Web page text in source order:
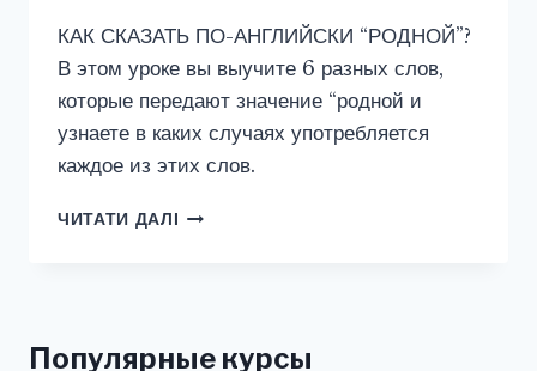
КАК СКАЗАТЬ ПО-АНГЛИЙСКИ “РОДНОЙ”?
В этом уроке вы выучите 6 разных слов,
которые передают значение “родной и
узнаете в каких случаях употребляется
каждое из этих слов.
ЧИТАТИ ДАЛІ КАК
Популярные курсы